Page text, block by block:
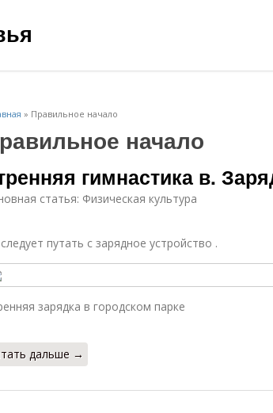
» Правильное начало
начало
гимнастика в.
статья: Физическая культура
путать с зарядное устройство .
зарядка в городском парке
дальше →